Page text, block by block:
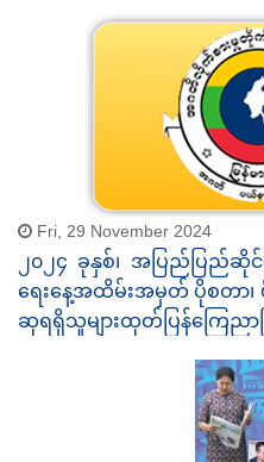
Fri, 29 November 2024
၂၀၂၄ ခုနှစ်၊ အပြည်ပြည်
ရေးနေ့အထိမ်းအမှတ် ပိုစတာ၊ ဗီ
ဆုရရှိသူများထုတ်ပြန်ကြေညာခ